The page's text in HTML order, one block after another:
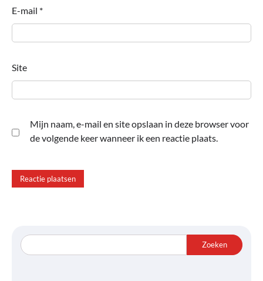
E-mail *
Site
Mijn naam, e-mail en site opslaan in deze browser voor
de volgende keer wanneer ik een reactie plaats.
Zoeken